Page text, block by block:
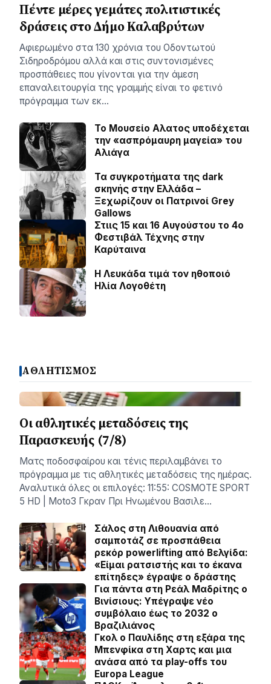
Πέντε μέρες γεμάτες πολιτιστικές
δράσεις στο Δήμο Καλαβρύτων
Αφιερωμένο στα 130 χρόνια του Οδοντωτού
Σιδηροδρόμου αλλά και στις συντονισμένες
προσπάθειες που γίνονται για την άμεση
επαναλειτουργία της γραμμής είναι το φετινό
πρόγραμμα των εκ…
Το Μουσείο Αλατος υποδέχεται
την «ασπρόμαυρη μαγεία» του
Αλιάγα
Τα συγκροτήματα της dark
σκηνής στην Ελλάδα –
Ξεχωρίζουν οι Πατρινοί Grey
Gallows
Στιις 15 και 16 Αυγούστου το 4ο
Φεστιβάλ Τέχνης στην
Καρύταινα
Η Λευκάδα τιμά τον ηθοποιό
Ηλία Λογοθέτη
ΑΘΛΗΤΙΣΜΟΣ
Οι αθλητικές μεταδόσεις της
Παρασκευής (7/8)
Ματς ποδοσφαίρου και τένις περιλαμβάνει το
πρόγραμμα με τις αθλητικές μεταδόσεις της ημέρας.
Αναλυτικά όλες οι επιλογές: 11:55: COSMOTE SPORT
5 HD | Moto3 Γκραν Πρι Ηνωμένου Βασιλε…
Σάλος στη Λιθουανία από
σαμποτάζ σε προσπάθεια
ρεκόρ powerlifting από Βελγίδα:
«Είμαι ρατσιστής και το έκανα
επίτηδες» έγραψε ο δράστης
Για πάντα στη Ρεάλ Μαδρίτης ο
Βινίσιους: Yπέγραψε νέο
συμβόλαιο έως το 2032 ο
Βραζιλιάνος
Γκολ ο Παυλίδης στη εξάρα της
Μπενφίκα στη Χαρτς και μια
ανάσα από τα play-offs του
Europa League